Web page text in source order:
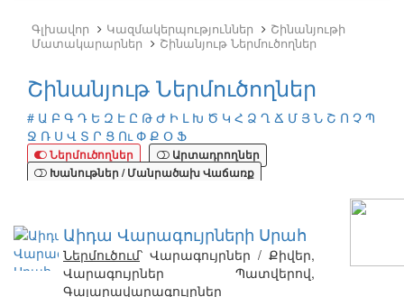
Գլխավոր Կազմակերպություններ
Շինանյութի
Մատակարարներ
Շինանյութ Ներմուծողներ
Շինանյութ Ներմուծողներ
# Ա Բ Գ Դ Ե Զ Է Ը Թ Ժ Ի Լ Խ Ծ Կ Հ Ձ Ղ Ճ Մ Յ Ն Շ Ո Չ Պ
Ջ Ռ Ս Վ Տ Ր Ց Ու Փ Ք Օ Ֆ
Ներմուծողներ
Արտադրողներ
Խանութներ / Մանրածախ Վաճառք
Աիդա Վարագույրների Սրահ
Ներմուծում՝ Վարագույրներ / Քիվեր,
Վարագույրներ Պատվերով,
Գալարավարագույրներ